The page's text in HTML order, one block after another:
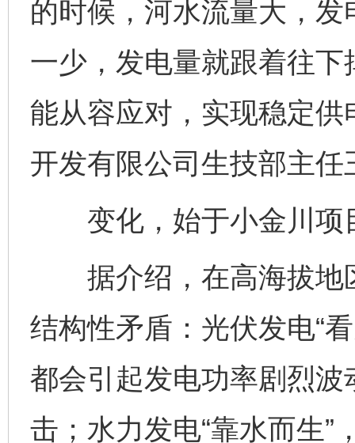
的时候，河水流量大，
一少，发电量就跟着往
能从容应对，实现稳定供
开发有限公司生技部主任
变化，始于小金川项
据介绍，在高海拔地
结构性矛盾：光伏发电“
都会引起发电功率剧烈
击；水力发电“靠水而生”